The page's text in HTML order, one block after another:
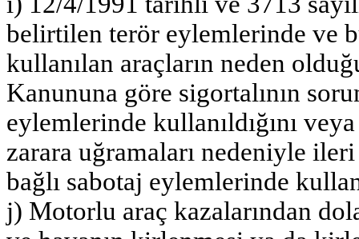
belirtilen terör eylemlerinde ve
kullanılan araçların neden
Kanununa göre sigortalının
eylemlerinde kullanıldığını
zarara uğramaları nedeniyle
bağlı sabotaj eylemlerinde
j) Motorlu araç kazalarından